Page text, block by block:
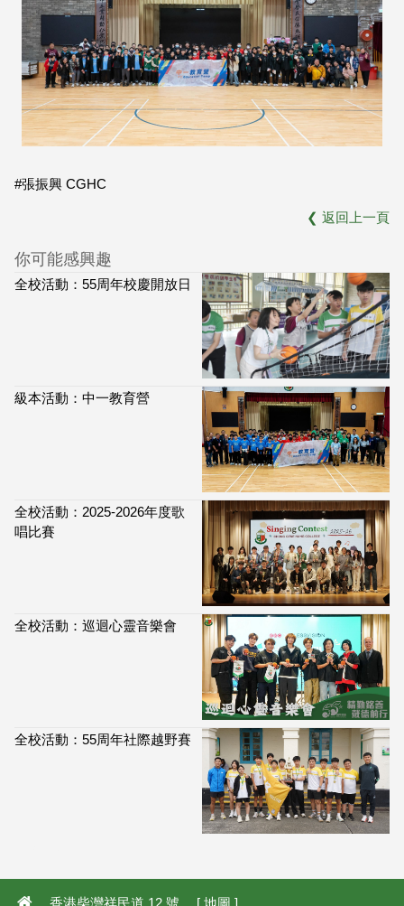
#張振興 CGHC
❮ 返回上一頁
你可能感興趣
全校活動：55周年校慶開放日
級本活動：中一教育營
全校活動：2025-2026年度歌
唱比賽
全校活動：巡迴心靈音樂會
全校活動：55周年社際越野賽